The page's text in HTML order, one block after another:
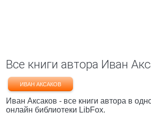
Все книги автора Иван
ИВАН АКСАКОВ
Иван Аксаков - все книги автора в
онлайн библиотеки LibFox.